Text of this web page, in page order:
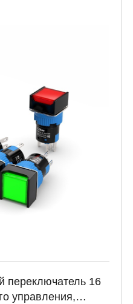
переключатель 16
управления,